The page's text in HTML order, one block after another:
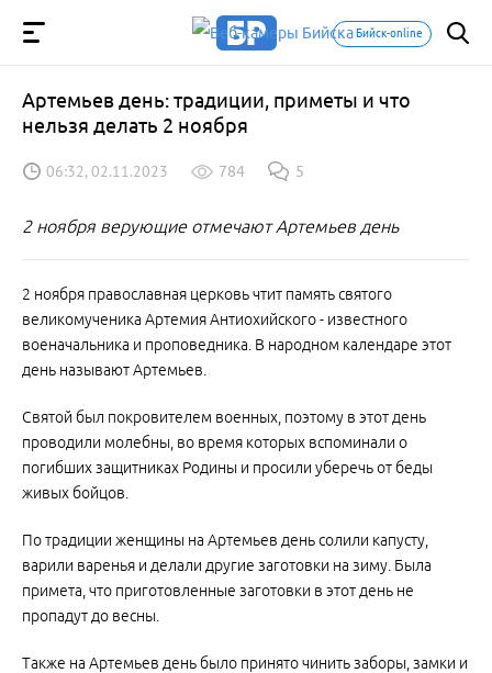
Бийск-online
Артемьев день: традиции, приметы и что
нельзя делать 2 ноября
06:32, 02.11.2023 784 5
2 ноября верующие отмечают Артемьев день
2 ноября православная церковь чтит память святого
великомученика Артемия Антиохийского - известного
военачальника и проповедника. В народном календаре этот
день называют Артемьев.
Святой был покровителем военных, поэтому в этот день
проводили молебны, во время которых вспоминали о
погибших защитниках Родины и просили уберечь от беды
живых бойцов.
По традиции женщины на Артемьев день солили капусту,
варили варенья и делали другие заготовки на зиму. Была
примета, что приготовленные заготовки в этот день не
пропадут до весны.
Также на Артемьев день было принято чинить заборы, замки и